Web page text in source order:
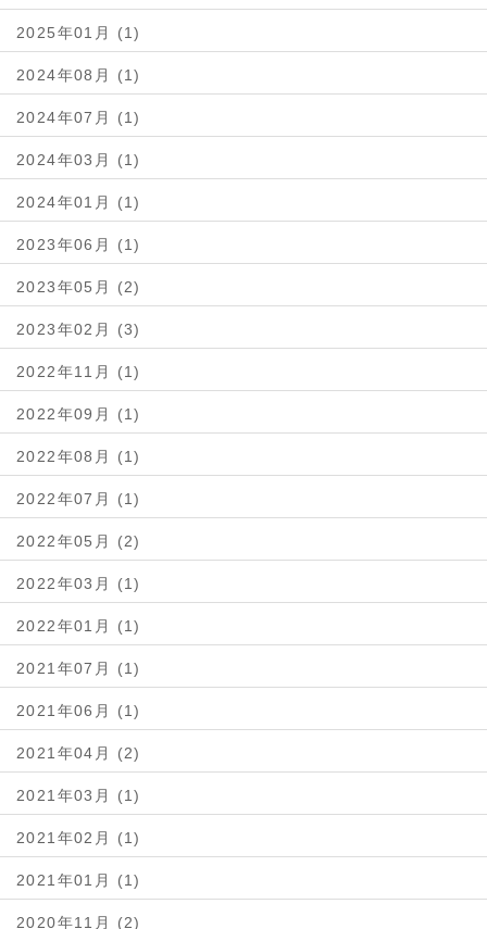
2025年01月 (1)
2024年08月 (1)
2024年07月 (1)
2024年03月 (1)
2024年01月 (1)
2023年06月 (1)
2023年05月 (2)
2023年02月 (3)
2022年11月 (1)
2022年09月 (1)
2022年08月 (1)
2022年07月 (1)
2022年05月 (2)
2022年03月 (1)
2022年01月 (1)
2021年07月 (1)
2021年06月 (1)
2021年04月 (2)
2021年03月 (1)
2021年02月 (1)
2021年01月 (1)
2020年11月 (2)